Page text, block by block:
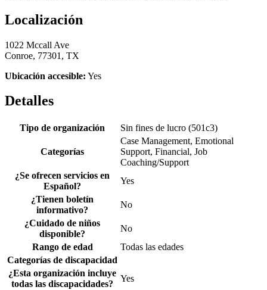
Localización
1022 Mccall Ave
Conroe, 77301, TX
Ubicación accesible: Yes
Detalles
Tipo de organización Sin fines de lucro (501c3)
Categorías
Case Management, Emotional
Support, Financial, Job
Coaching/Support
¿Se ofrecen servicios en
Español?
Yes
¿Tienen boletín
informativo?
No
¿Cuidado de niños
disponible?
No
Rango de edad
Todas las edades
Categorías de discapacidad
¿Esta organización incluye
todas las discapacidades?
Yes